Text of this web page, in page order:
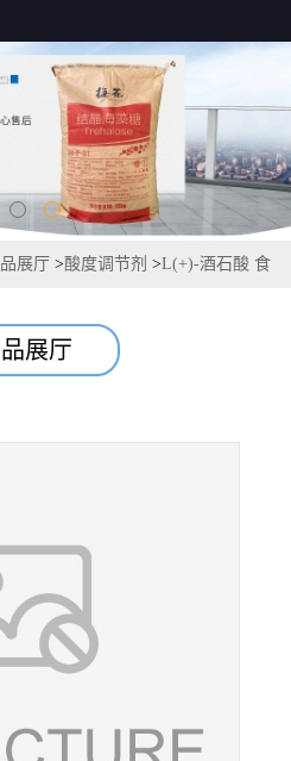
展厅 >酸度调节剂 >L(+)-酒石酸 食
展厅